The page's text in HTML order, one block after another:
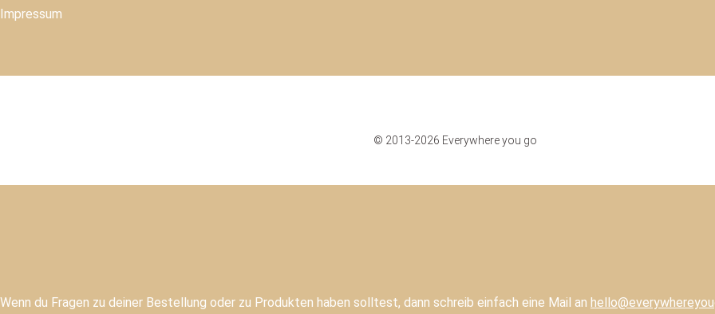
Impressum
© 2013-2026 Everywhere you go
Wenn du Fragen zu deiner Bestellung oder zu Produkten haben solltest, dann schreib einfach eine Mail an